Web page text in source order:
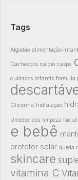
Tags
Algodão alimentação
Cacheados calcio caspa
cuidados infantis formula
Glicerina hidratação
Umedecidos limpeza facial
e bebê
protetor solar queda
skincare
vitamina C